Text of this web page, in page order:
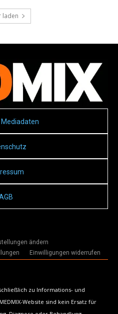
laden
Mediadaten
ändern
Einwilligungen widerrufen
zu Informations- und
Website sind kein Ersatz für